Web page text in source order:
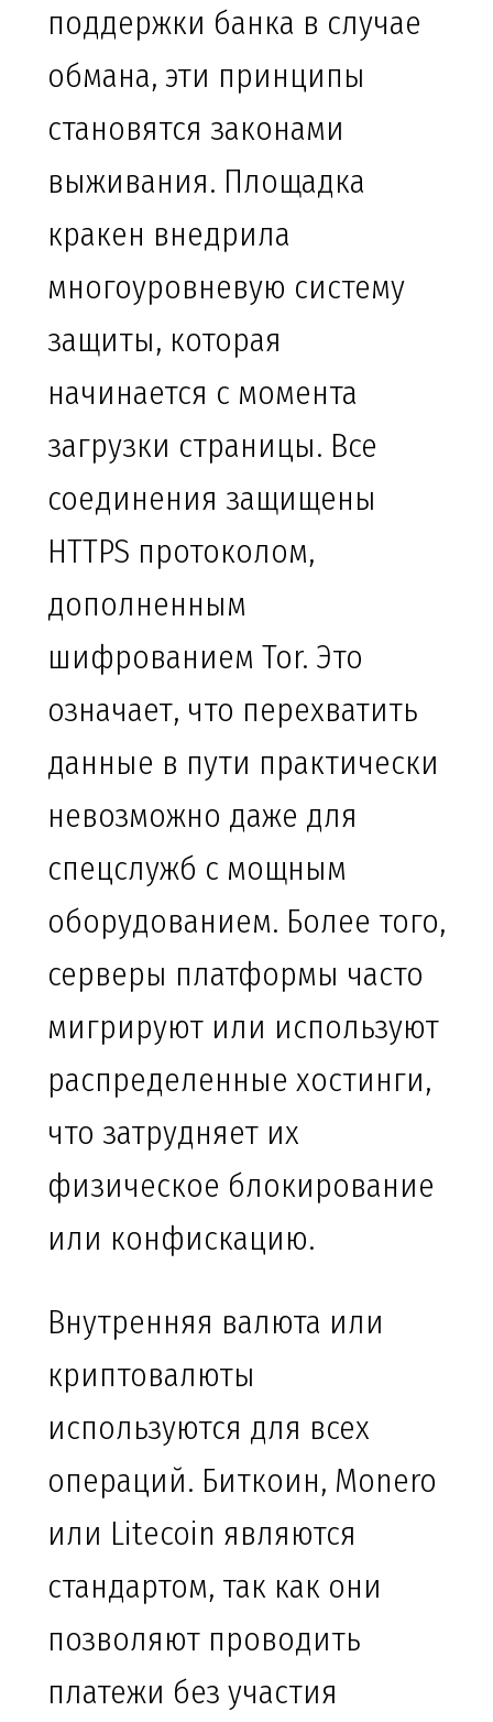
поддержки банка в случае
обмана, эти принципы
становятся законами
выживания. Площадка
кракен внедрила
многоуровневую систему
защиты, которая
начинается с момента
загрузки страницы. Все
соединения защищены
HTTPS протоколом,
дополненным
шифрованием Tor. Это
означает, что перехватить
данные в пути практически
невозможно даже для
спецслужб с мощным
оборудованием. Более того,
серверы платформы часто
мигрируют или используют
распределенные хостинги,
что затрудняет их
физическое блокирование
или конфискацию.
Внутренняя валюта или
криптовалюты
используются для всех
операций. Биткоин, Monero
или Litecoin являются
стандартом, так как они
позволяют проводить
платежи без участия